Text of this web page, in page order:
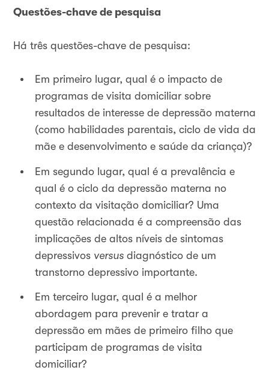
Questões-chave de pesquisa
Há três questões-chave de pesquisa:
Em primeiro lugar, qual é o impacto de
programas de visita domiciliar sobre
resultados de interesse de depressão materna
(como habilidades parentais, ciclo de vida da
mãe e desenvolvimento e saúde da criança)?
Em segundo lugar, qual é a prevalência e
qual é o ciclo da depressão materna no
contexto da visitação domiciliar? Uma
questão relacionada é a compreensão das
implicações de altos níveis de sintomas
depressivos versus diagnóstico de um
transtorno depressivo importante.
Em terceiro lugar, qual é a melhor
abordagem para prevenir e tratar a
depressão em mães de primeiro filho que
participam de programas de visita
domiciliar?